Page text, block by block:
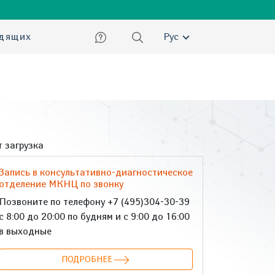
Русский
загрузка
в консультативно-диагностическое
отделение МКНЦ по звонку
Позвоните по телефону +7 (495)304-30-39
с 8:00 до 20:00 по будням и с 9:00 до 16:00
в выходные
ПОДРОБНЕЕ